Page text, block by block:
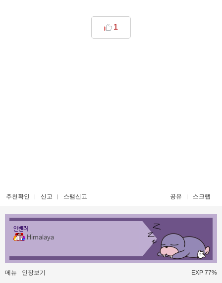
1
추천확인 신고 스팸신고 공유 스크랩
인벤러
Himalaya
메뉴 인장보기 EXP 77%